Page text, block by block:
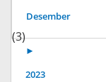
Desember
(3)
►
2023